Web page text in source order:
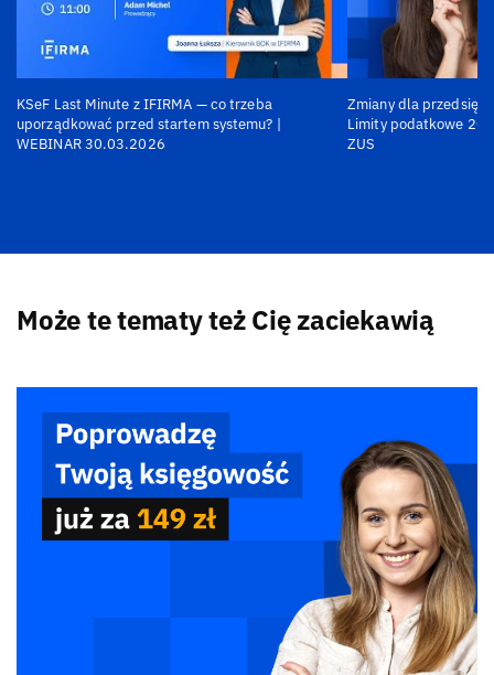
KSeF Last Minute z IFIRMA — co trzeba
uporządkować przed startem systemu? |
WEBINAR 30.03.2026
Zmiany dla
Limity podatkowe
ZUS
Może te tematy też Cię zaciekawią